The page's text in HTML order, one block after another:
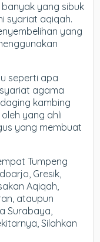
yang sibuk
syariat aqiqah.
yang
seperti apa
agama
kambing
yang ahli
yang membuat
Tumpeng
Gresik,
Aqiqah,
ataupun
Surabaya,
Silahkan